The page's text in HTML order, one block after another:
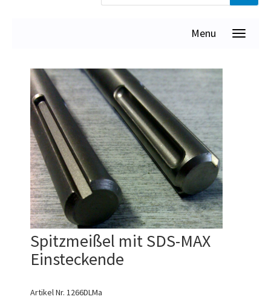
Menu
Spitzmeißel mit SDS-MAX
Einsteckende
Artikel Nr. 1266DLMa